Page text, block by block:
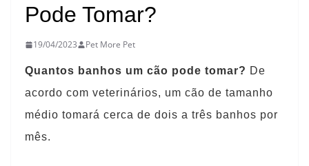
Pode Tomar?
19/04/2023 Pet More Pet
Quantos banhos um cão pode tomar? De
acordo com veterinários, um cão de tamanho
médio tomará cerca de dois a três banhos por
mês.